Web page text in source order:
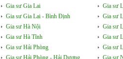
Gia sư Gia Lai
Gia sư Gia Lai - Bình Định
Gia sư Hà Nội
Gia sư Hà Tĩnh
Gia sư Hải Phòng
Gia sư Hải Phòng - Hải Dương
Gia sư
Gia sư
Gia sư
Gia sư
Gia sư
Gia sư